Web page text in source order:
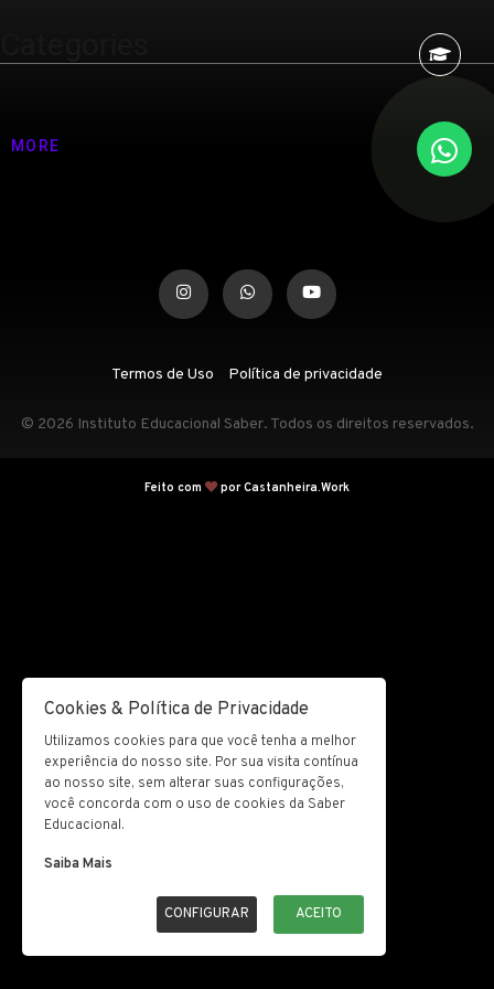
MORE
Termos de Uso Política de privacidade
© 2026 Instituto Educacional Saber. Todos os direitos reservados.
Feito com por Castanheira.Work
Cookies & Política de Privacidade
Utilizamos cookies para que você tenha a melhor
experiência do nosso site. Por sua visita contínua
ao nosso site, sem alterar suas configurações,
você concorda com o uso de cookies da Saber
Educacional.
Saiba Mais
CONFIGURAR ACEITO